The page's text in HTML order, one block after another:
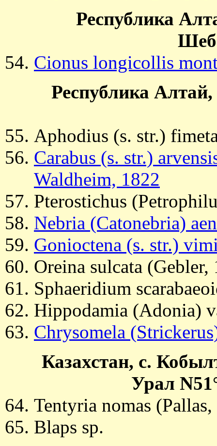
Республика
Cionus longicollis
Республика
Aphodius (s. str.)
Carabus (s. str.)
Waldheim, 1822
Pterostichus
Nebria (Catonebria)
Gonioctena (s. str.)
Oreina sulcata (Gebler,
Sphaeridium
Hippodamia (Adonia)
Chrysomela
Казахстан, с.
Урал
Tentyria nomas
Blaps sp.